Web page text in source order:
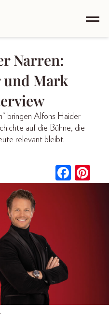
Narren:
Mark
bringen Alfons Haider
auf die Bühne, die
relevant bleibt.